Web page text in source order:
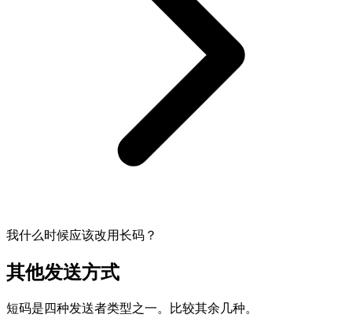
我什么时候应该改用长码？
其他发送方式
短码是四种发送者类型之一。比较其余几种。